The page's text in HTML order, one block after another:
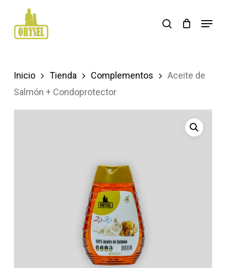
main
search Menu
Inicio Tienda Complementos
Aceite de
Salmón + Condoprotector